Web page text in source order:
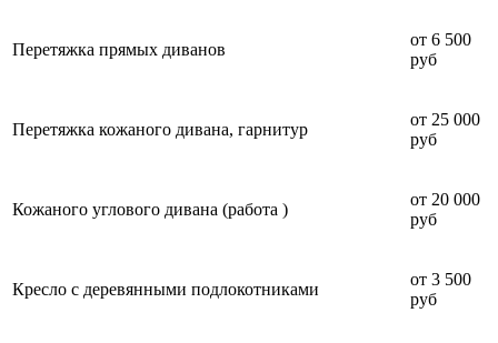
Перетяжка прямых диванов
от 6 500
руб
Перетяжка кожаного дивана, гарнитур
от 25 000
руб
Кожаного углового дивана (работа )
от 20 000
руб
Кресло с деревянными подлокотниками
от 3 500
руб